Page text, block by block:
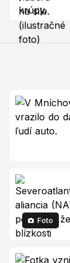
Foto